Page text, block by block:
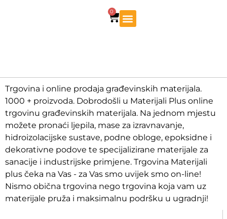
0
Trgovina i online prodaja građevinskih materijala.
1000 + proizvoda. Dobrodošli u Materijali Plus online
trgovinu građevinskih materijala. Na jednom mjestu
možete pronaći ljepila, mase za izravnavanje,
hidroizolacijske sustave, podne obloge, epoksidne i
dekorativne podove te specijalizirane materijale za
sanacije i industrijske primjene. Trgovina Materijali
plus čeka na Vas - za Vas smo uvijek smo on-line!
Nismo obična trgovina nego trgovina koja vam uz
materijale pruža i maksimalnu podršku u ugradnji!